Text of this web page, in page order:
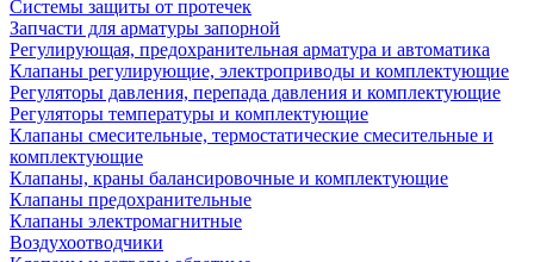
Системы защиты от протечек
Запчасти для арматуры запорной
Регулирующая, предохранительная арматура и автоматика
Клапаны регулирующие, электроприводы и комплектующие
Регуляторы давления, перепада давления и комплектующие
Регуляторы температуры и комплектующие
Клапаны смесительные, термостатические смесительные и
комплектующие
Клапаны, краны балансировочные и комплектующие
Клапаны предохранительные
Клапаны электромагнитные
Воздухоотводчики